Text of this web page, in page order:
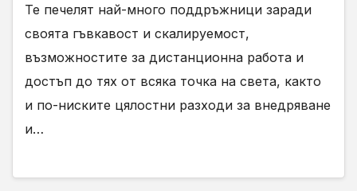
Те печелят най-много поддръжници заради
своята гъвкавост и скалируемост,
възможностите за дистанционна работа и
достъп до тях от всяка точка на света, както
и по-ниските цялостни разходи за внедряване
и…